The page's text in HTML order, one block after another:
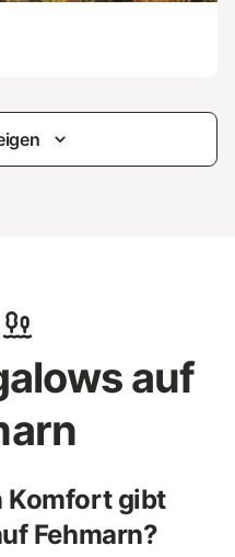
auf
Komfort gibt
Fehmarn?